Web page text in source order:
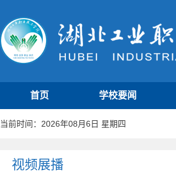
首页 学校要闻
当前时间：2026年08月6日 星期四
视频展播